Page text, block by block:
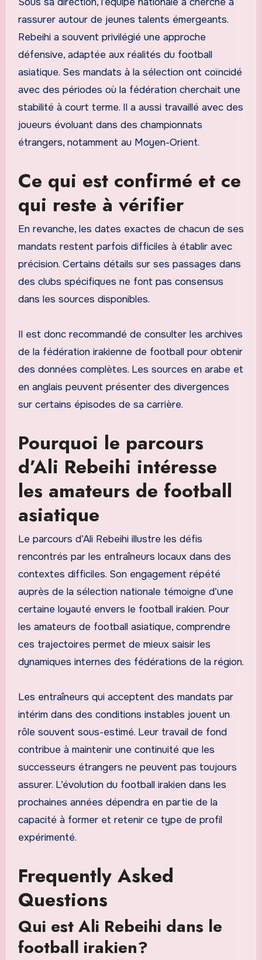
rassurer autour de jeunes talents émergeants.
Rebeihi a souvent privilégié une approche
défensive, adaptée aux réalités du football
asiatique. Ses mandats à la sélection ont coïncidé
avec des périodes où la fédération cherchait une
stabilité à court terme. Il a aussi travaillé avec des
joueurs évoluant dans des championnats
étrangers, notamment au Moyen-Orient.
Ce qui est confirmé et ce
qui reste à vérifier
En revanche, les dates exactes de chacun de ses
mandats restent parfois difficiles à établir avec
précision. Certains détails sur ses passages dans
des clubs spécifiques ne font pas consensus
dans les sources disponibles.
Il est donc recommandé de consulter les archives
de la fédération irakienne de football pour obtenir
des données complètes. Les sources en arabe et
en anglais peuvent présenter des divergences
sur certains épisodes de sa carrière.
Pourquoi le parcours
d’Ali Rebeihi intéresse
les amateurs de football
asiatique
Le parcours d’Ali Rebeihi illustre les défis
rencontrés par les entraîneurs locaux dans des
contextes difficiles. Son engagement répété
auprès de la sélection nationale témoigne d’une
certaine loyauté envers le football irakien. Pour
les amateurs de football asiatique, comprendre
ces trajectoires permet de mieux saisir les
dynamiques internes des fédérations de la région.
Les entraîneurs qui acceptent des mandats par
intérim dans des conditions instables jouent un
rôle souvent sous-estimé. Leur travail de fond
contribue à maintenir une continuité que les
successeurs étrangers ne peuvent pas toujours
assurer. L’évolution du football irakien dans les
prochaines années dépendra en partie de la
capacité à former et retenir ce type de profil
expérimenté.
Frequently Asked
Questions
Qui est Ali Rebeihi dans le
football irakien?